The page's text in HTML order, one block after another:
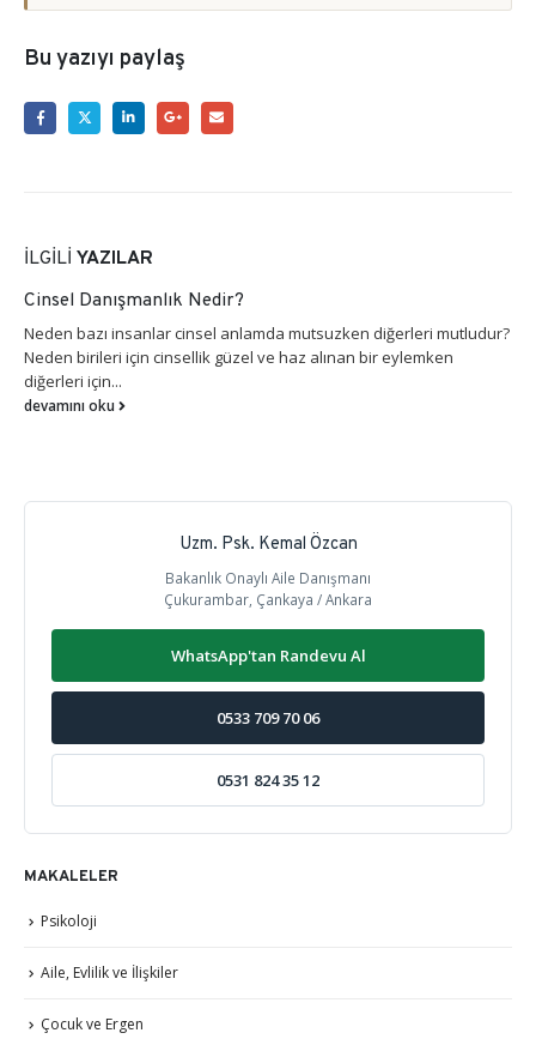
Bu yazıyı paylaş
İLGILI YAZILAR
Cinsel Danışmanlık Nedir?
Neden bazı insanlar cinsel anlamda mutsuzken diğerleri mutludur?
Neden birileri için cinsellik güzel ve haz alınan bir eylemken
diğerleri için...
devamını oku
Uzm. Psk. Kemal Özcan
Bakanlık Onaylı Aile Danışmanı
Çukurambar, Çankaya / Ankara
WhatsApp'tan Randevu Al
0533 709 70 06
0531 824 35 12
MAKALELER
Psikoloji
Aile, Evlilik ve İlişkiler
Çocuk ve Ergen